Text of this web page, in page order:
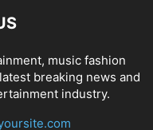
music fashion
breaking news and
industry.